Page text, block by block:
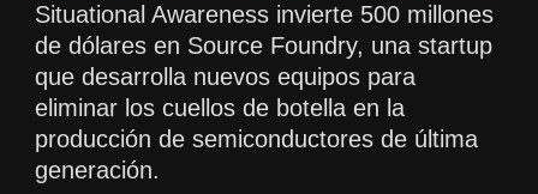
Situational Awareness invierte 500 millones
de dólares en Source Foundry, una startup
que desarrolla nuevos equipos para
eliminar los cuellos de botella en la
producción de semiconductores de última
generación.